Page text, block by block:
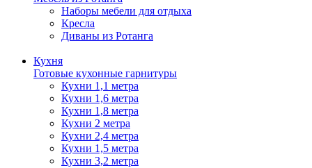
Наборы мебели для отдыха
Кресла
Диваны из Ротанга
Кухня
Готовые кухонные гарнитуры
Кухни 1,1 метра
Кухни 1,6 метра
Кухни 1,8 метра
Кухни 2 метра
Кухни 2,4 метра
Кухни 1,5 метра
Кухни 3,2 метра